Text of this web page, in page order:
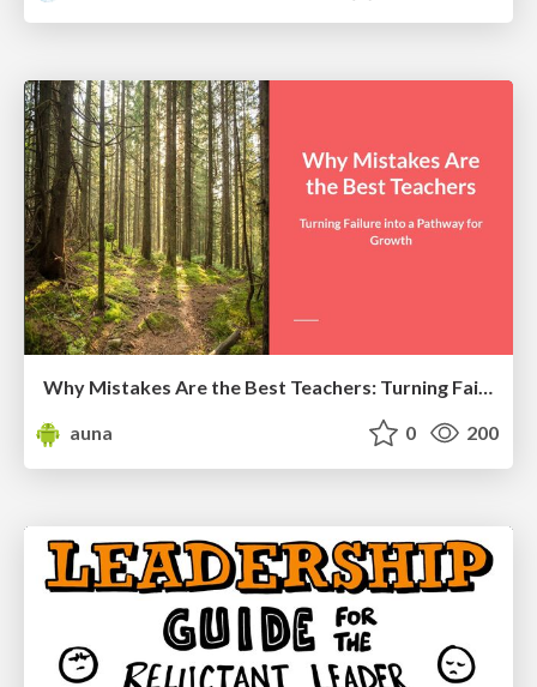
Why Mistakes Are the Best Teachers: Turning Failure into a Pathway for Growth
auna
0 200